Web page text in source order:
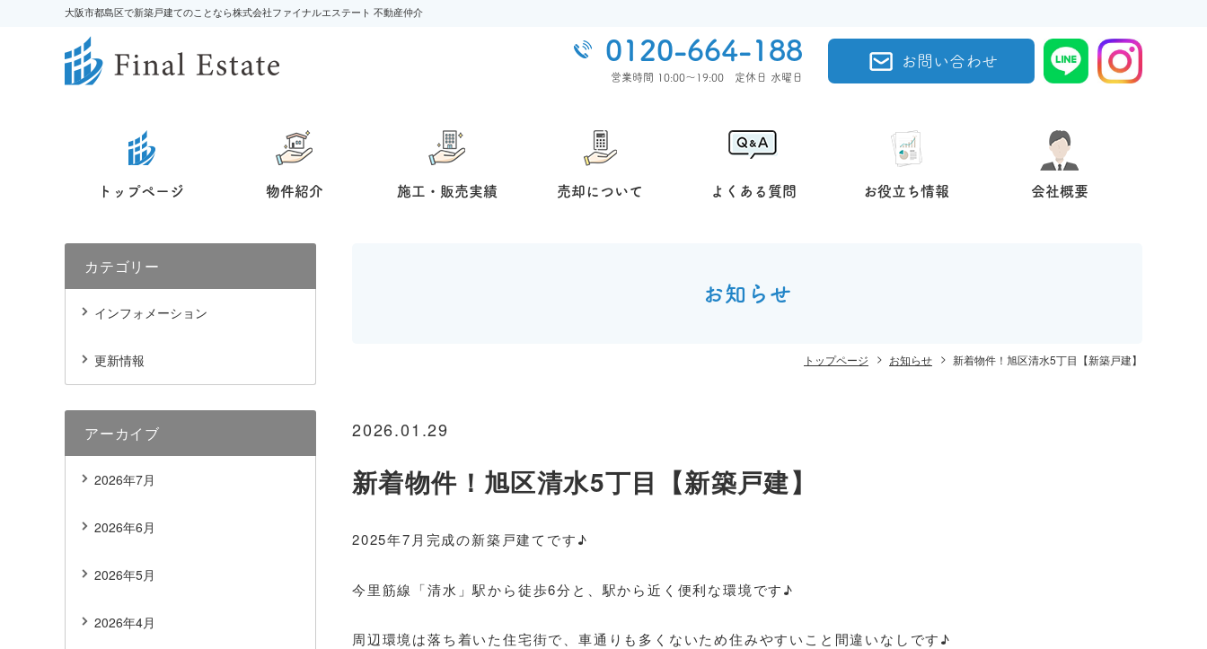
大阪市都島区で新築戸建てのことなら株式会社ファイナルエステート 不動産仲介
0120-664-188
営業時間 10:00〜19:00 定休⽇ ⽔曜⽇
お問い合わせ
トップページ 物件紹介 施工・販売実績 売却について よくある質問 お役立ち情報 会社概要
お知らせ
トップページ お知らせ 新着物件！旭区清水5丁目【新築戸建】
2026.01.29
新着物件！旭区清水5丁目【新築戸建】
2025年7月完成の新築戸建てです♪
今里筋線「清水」駅から徒歩6分と、駅から近く便利な環境です♪
周辺環境は落ち着いた住宅街で、車通りも多くないため住みやすいこと間違いなしです♪
カテゴリー
インフォメーション
更新情報
アーカイブ
2026年7月
2026年6月
2026年5月
2026年4月